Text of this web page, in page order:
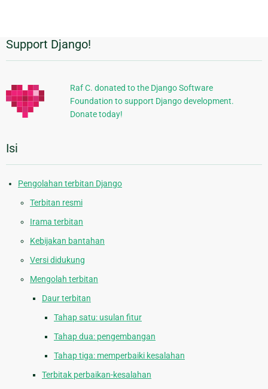
Informasi
Tambahan
Support Django!
Raf C. donated to the Django Software
Foundation to support Django development.
Donate today!
Isi
Pengolahan terbitan Django
Terbitan resmi
Irama terbitan
Kebijakan bantahan
Versi didukung
Mengolah terbitan
Daur terbitan
Tahap satu: usulan fitur
Tahap dua: pengembangan
Tahap tiga: memperbaiki kesalahan
Terbitak perbaikan-kesalahan